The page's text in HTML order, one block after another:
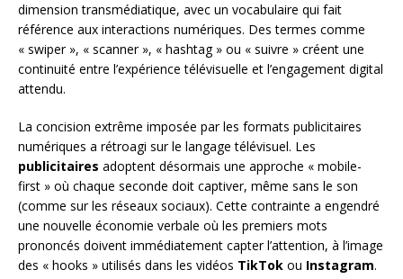
dimension transmédiatique, avec un vocabulaire qui fait
référence aux interactions numériques. Des termes comme
« swiper », « scanner », « hashtag » ou « suivre » créent une
continuité entre l’expérience télévisuelle et l’engagement digital
attendu.
La concision extrême imposée par les formats publicitaires
numériques a rétroagi sur le langage télévisuel. Les
publicitaires adoptent désormais une approche « mobile-
first » où chaque seconde doit captiver, même sans le son
(comme sur les réseaux sociaux). Cette contrainte a engendré
une nouvelle économie verbale où les premiers mots
prononcés doivent immédiatement capter l’attention, à l’image
des « hooks » utilisés dans les vidéos TikTok ou Instagram.